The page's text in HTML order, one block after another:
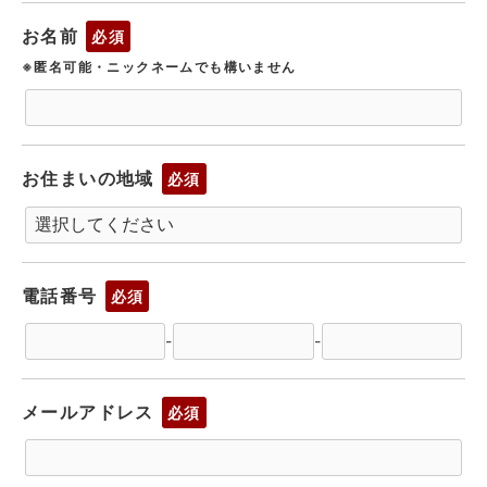
お名前 必須
※匿名可能・ニックネームでも構いません
お住まいの地域 必須
電話番号 必須
- -
メールアドレス 必須